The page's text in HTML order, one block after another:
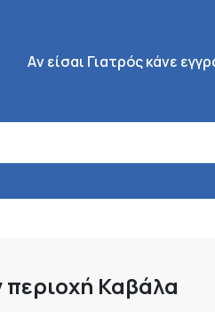
Κεντρική πλοήγηση
Aν είσαι Γιατρός κάνε
περιοχή Καβάλα